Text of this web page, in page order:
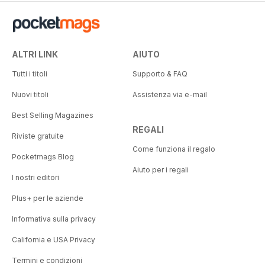
ALTRI LINK
Tutti i titoli
Nuovi titoli
Best Selling Magazines
Riviste gratuite
Pocketmags Blog
I nostri editori
Plus+ per le aziende
Informativa sulla privacy
California e USA Privacy
Termini e condizioni
AIUTO
Supporto & FAQ
Assistenza via e-mail
REGALI
Come funziona il regalo
Aiuto per i regali